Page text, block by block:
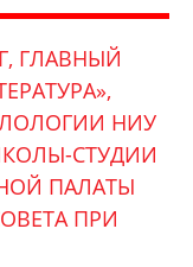
ГЛАВНЫЙ
НИУ
СТУДИИ
ПАЛАТЫ
ПРИ